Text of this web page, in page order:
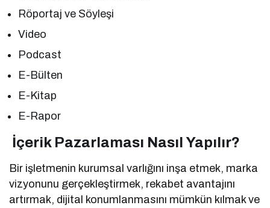
Röportaj ve Söyleşi
Video
Podcast
E-Bülten
E-Kitap
E-Rapor
İçerik Pazarlaması Nasıl Yapılır?
Bir işletmenin kurumsal varlığını inşa etmek, marka
vizyonunu gerçekleştirmek, rekabet avantajını
artırmak, dijital konumlanmasını mümkün kılmak ve